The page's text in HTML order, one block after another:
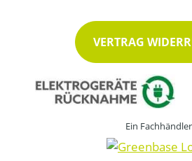
VERTRAG
Ein